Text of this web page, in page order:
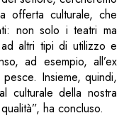
offerta culturale, che
non solo i teatri ma
altri tipi di utilizzo e
ad esempio, all’ex
Insieme, quindi,
culturale della nostra
ha concluso.